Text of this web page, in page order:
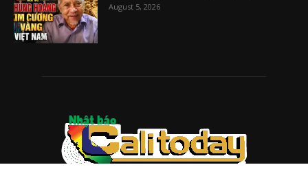
August 5, 2026